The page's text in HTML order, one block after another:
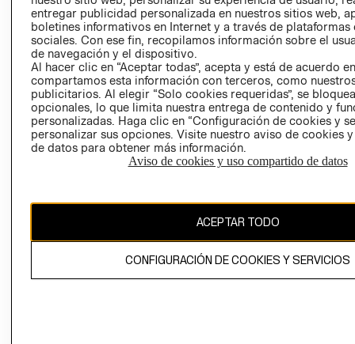
Ecuador ($)
CAMBIAR REGIÓN
propiedad de H&M Hennes & Mauritz AB.
entregar publicidad personalizada en nuestros sitios web,
boletines informativos en Internet y a través de plataformas
sociales. Con ese fin, recopilamos información sobre el
de navegación y el dispositivo.
Al hacer clic en “Aceptar todas”, acepta y está de acuerdo
compartamos esta información con terceros, como
publicitarios. Al elegir “Solo cookies requeridas”, se
opcionales, lo que limita nuestra entrega de contenido y
personalizadas. Haga clic en “Configuración de cookies y
personalizar sus opciones. Visite nuestro aviso de cookies
de datos para obtener más información.
Aviso de cookies y uso compartido de datos
ACEPTAR TODO
CONFIGURACIÓN DE COOKIES Y SERVICIOS